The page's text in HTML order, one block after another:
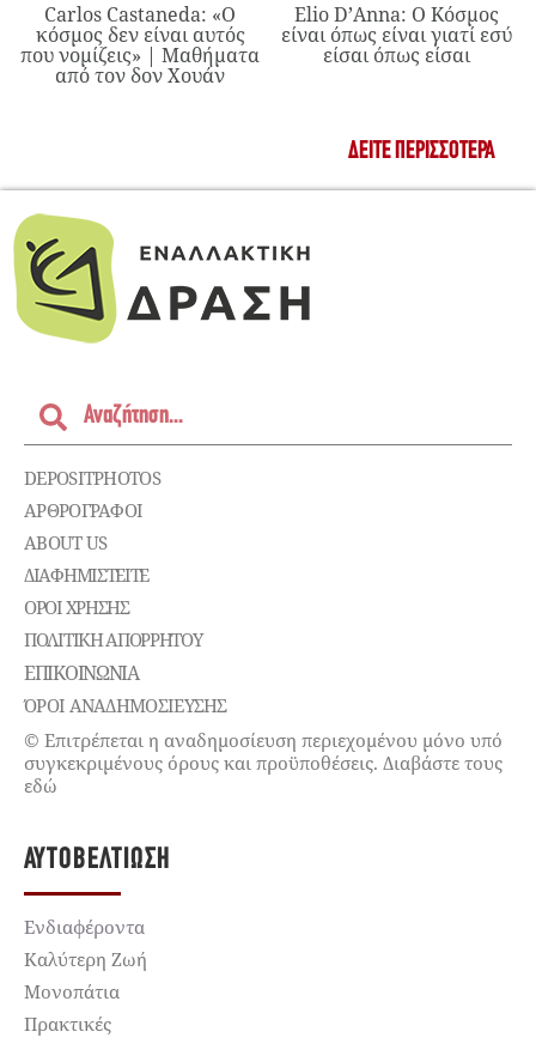
Carlos Castaneda: «Ο
κόσμος δεν είναι αυτός
που νομίζεις» | Μαθήματα
από τον δον Χουάν
Elio D’Anna: Ο Κόσμος
είναι όπως είναι γιατί εσύ
είσαι όπως είσαι
ΔΕΊΤΕ ΠΕΡΙΣΣΌΤΕΡΑ
DEPOSITPHOTOS
ΑΡΘΡΟΓΡΑΦΟΙ
ABOUT US
ΔΙΑΦΗΜΙΣΤΕΊΤΕ
ΌΡΟΙ ΧΡΉΣΗΣ
ΠΟΛΙΤΙΚΉ ΑΠΟΡΡΉΤΟΥ
ΕΠΙΚΟΙΝΩΝΊΑ
ΌΡΟΙ ΑΝΑΔΗΜΟΣΙΕΥΣΗΣ
© Επιτρέπεται η αναδημοσίευση περιεχομένου μόνο υπό
συγκεκριμένους όρους και προϋποθέσεις. Διαβάστε τους
εδώ
ΑΥΤΟΒΕΛΤΊΩΣΗ
Ενδιαφέροντα
Καλύτερη Ζωή
Μονοπάτια
Πρακτικές